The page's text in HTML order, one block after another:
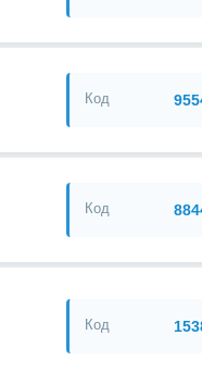
Код
Код
Код